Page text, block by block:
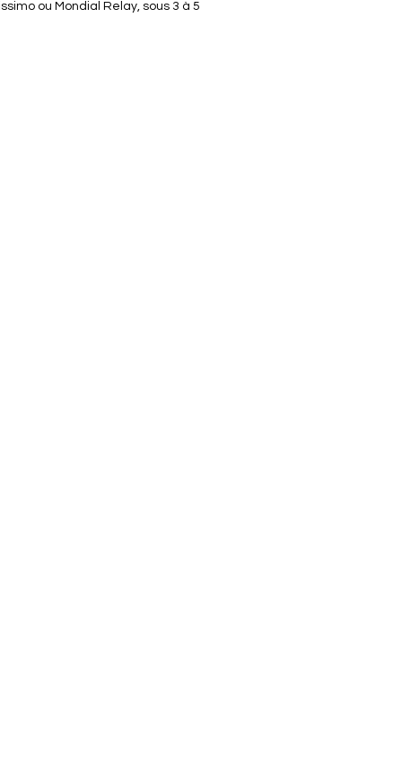
ou Mondial Relay, sous 3 à 5